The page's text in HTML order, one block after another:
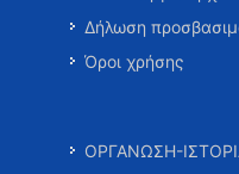
Δήλωση
Όροι χρήσης
ΟΡΓΑΝΩΣΗ-